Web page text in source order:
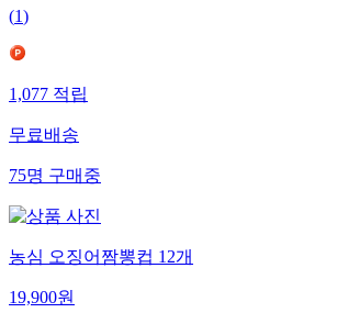
(1)
1,077적립
무료배송
75명구매중
농심 오징어짬뽕컵 12개
19,900원